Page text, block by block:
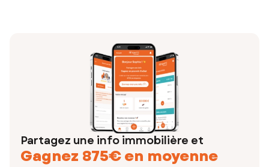
Partagez une info immobilière et
Gagnez 875€ en moyenne